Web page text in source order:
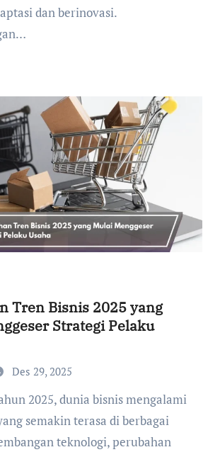
dan berinovasi.
Tren Bisnis 2025 yang
Strategi Pelaku
Des 29, 2025
semakin terasa di berbagai
teknologi, perubahan